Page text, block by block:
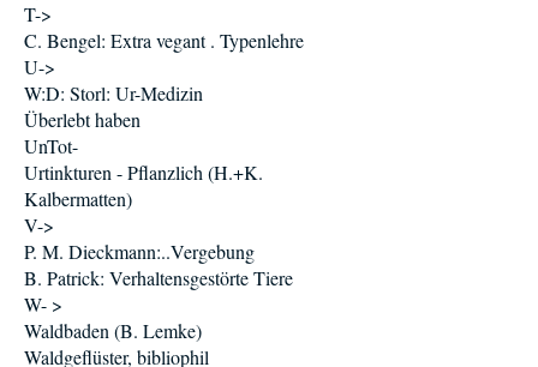
T->
C. Bengel: Extra vegant . Typenlehre
U->
W:D: Storl: Ur-Medizin
Überlebt haben
UnTot-
Urtinkturen - Pflanzlich (H.+K.
Kalbermatten)
V->
P. M. Dieckmann:..Vergebung
B. Patrick: Verhaltensgestörte Tiere
W- >
Waldbaden (B. Lemke)
Waldgeflüster, bibliophil